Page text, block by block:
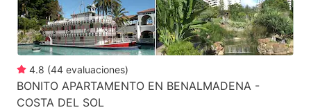
4.8 (44 evaluaciones)
BONITO APARTAMENTO EN BENALMADENA -
COSTA DEL SOL